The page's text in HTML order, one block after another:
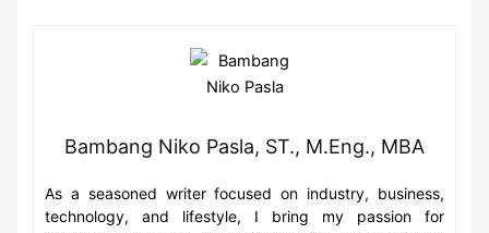
Bambang Niko Pasla, ST., M.Eng., MBA
As a seasoned writer focused on industry, business,
technology, and lifestyle, I bring my passion for